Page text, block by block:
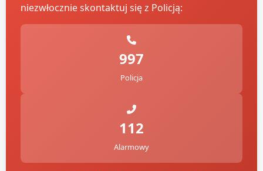
niezwłocznie skontaktuj się z Policją:
997
Policja
112
Alarmowy